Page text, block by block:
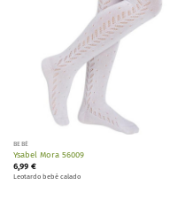
BEBÉ
Ysabel Mora 56009
6,99 €
Leotardo bebé calado